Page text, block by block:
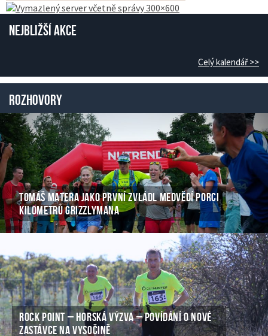
Nejbližší akce
Celý kalendář >>
Rozhovory
TOMÁŠ MATERA JAKO PRVNÍ ZVLÁDL MEDVĚDÍ PORCI
KILOMETRŮ GRIZZLYMANA
ROCK POINT – HORSKÁ VÝZVA – POVÍDÁNÍ O NOVÉ
ZASTÁVCE NA VYSOČINĚ